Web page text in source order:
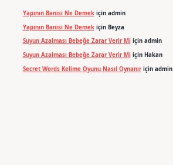
Yapının Banisi Ne Demekiçin admin
Yapının Banisi Ne Demekiçin Beyza
Suyun Azalması Bebeğe Zarar Verir Miiçin admin
Suyun Azalması Bebeğe Zarar Verir Miiçin Hakan
Secret Words Kelime Oyunu Nasıl Oynanıriçin admin